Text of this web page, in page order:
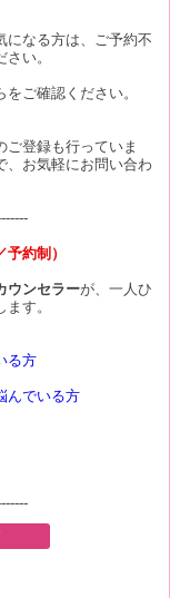
になる方は、ご予約不
い。
ご確認ください。
ご登録も行っていま
、お気軽にお問い合わ
約制）
ウンセラーが、一人ひ
す。
る方
んでいる方